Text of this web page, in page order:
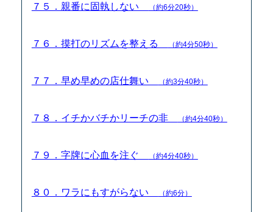
７５．親番に固執しない （約6分20秒）
７６．摸打のリズムを整える （約4分50秒）
７７．早め早めの店仕舞い （約3分40秒）
７８．イチかバチかリーチの非 （約4分40秒）
７９．字牌に心血を注ぐ （約4分40秒）
８０．ワラにもすがらない （約6分）